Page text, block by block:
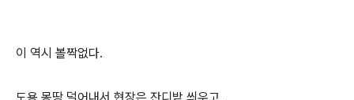
이 역시 볼짝없다.